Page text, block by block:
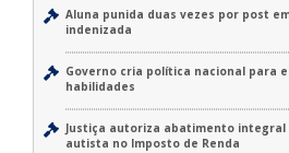
Aluna punida duas vezes por post
indenizada
Governo cria política nacional para
habilidades
Justiça autoriza abatimento
autista no Imposto de Renda